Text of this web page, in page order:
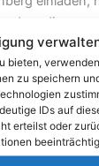
bieten,
zu speichern
IDs auf
erteilst oder
dieses
durch eine
weiter
gemeinsame
die